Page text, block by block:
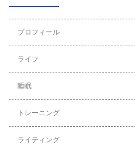
プロフィール
ライフ
睡眠
トレーニング
ライティング